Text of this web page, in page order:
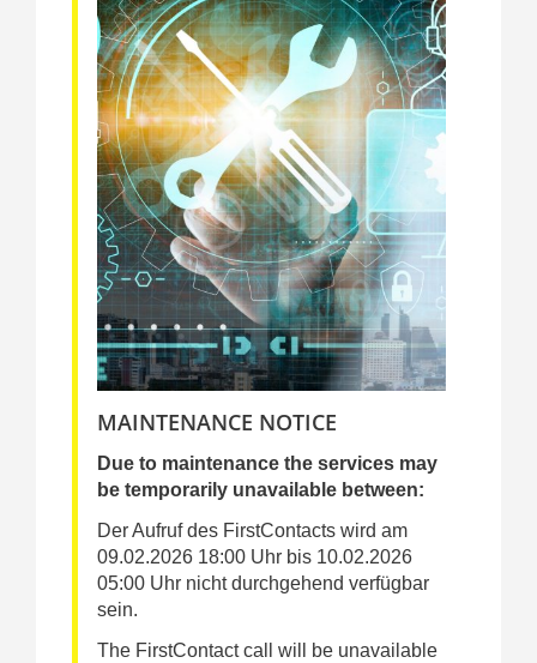
MAINTENANCE NOTICE
Due to maintenance the services may
be temporarily unavailable between:
Der Aufruf des FirstContacts wird am
09.02.2026 18:00 Uhr bis 10.02.2026
05:00 Uhr nicht durchgehend verfügbar
sein.
The FirstContact call will be unavailable